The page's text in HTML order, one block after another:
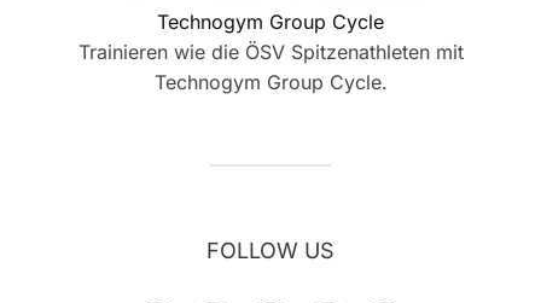
Technogym Group Cycle
Trainieren wie die ÖSV Spitzenathleten mit
Technogym Group Cycle.
FOLLOW US